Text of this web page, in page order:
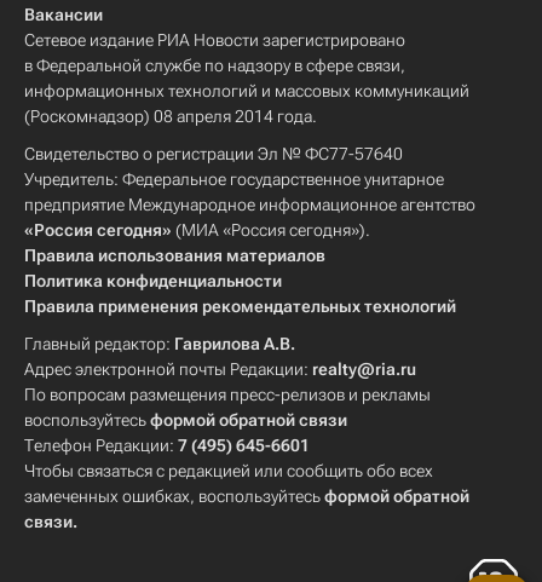
Вакансии
Сетевое издание РИА Новости зарегистрировано
в Федеральной службе по надзору в сфере связи,
информационных технологий и массовых коммуникаций
(Роскомнадзор) 08 апреля 2014 года.
Свидетельство о регистрации Эл № ФС77-57640
Учредитель: Федеральное государственное унитарное
предприятие Международное информационное агентство
«Россия сегодня» (МИА «Россия сегодня»).
Правила использования материалов
Политика конфиденциальности
Правила применения рекомендательных технологий
Главный редактор: Гаврилова А.В.
Адрес электронной почты Редакции: realty@ria.ru
По вопросам размещения пресс-релизов и рекламы
воспользуйтесьформой обратной связи
Телефон Редакции: 7 (495) 645-6601
Чтобы связаться с редакцией или сообщить обо всех
замеченных ошибках, воспользуйтесьформой обратной
связи.